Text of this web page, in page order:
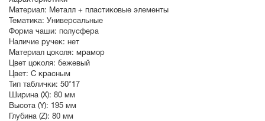
Материал: Металл + пластиковые элементы
Тематика: Универсальные
Форма чаши: полусфера
Наличие ручек: нет
Материал цоколя: мрамор
Цвет цоколя: бежевый
Цвет: С красным
Тип таблички: 50*17
Ширина (X): 80 мм
Высота (Y): 195 мм
Глубина (Z): 80 мм